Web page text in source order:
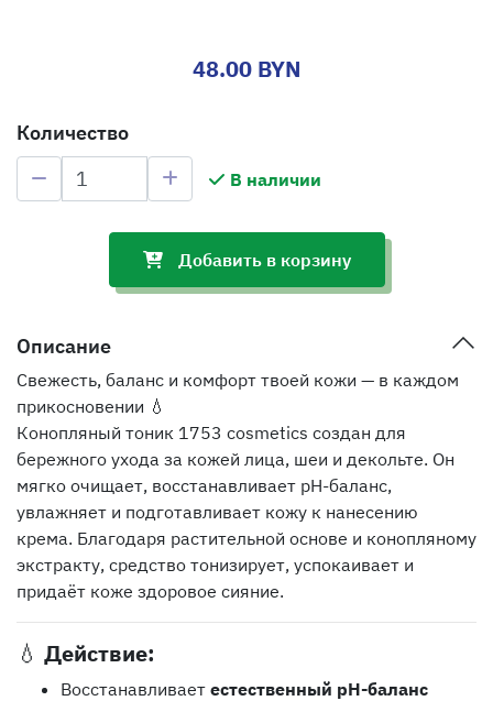
48.00 BYN
Количество
В наличии
Добавить в корзину
Описание
Свежесть, баланс и комфорт твоей кожи — в каждом
прикосновении 💧
Конопляный тоник 1753 cosmetics создан для
бережного ухода за кожей лица, шеи и декольте. Он
мягко очищает, восстанавливает pH-баланс,
увлажняет и подготавливает кожу к нанесению
крема. Благодаря растительной основе и конопляному
экстракту, средство тонизирует, успокаивает и
придаёт коже здоровое сияние.
💧 Действие:
Восстанавливает естественный pH-баланс